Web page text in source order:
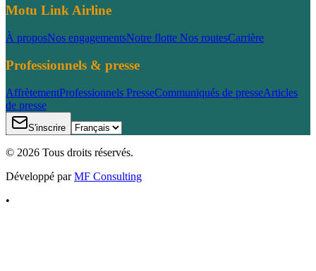
Motu Link Airline
À proposNos engagementsNotre flotte Nos routesCarrière
Professionnels & presse
AffrètementProfessionnels PresseCommuniqués de presseArticles
de presse
S'inscrire
© 2026 Tous droits réservés.
Développé par MF Consulting
•